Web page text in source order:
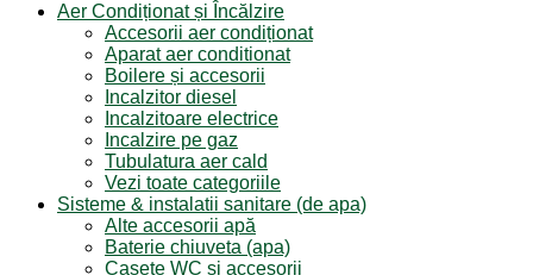
Aer Condiționat și Încălzire
Accesorii aer condiționat
Aparat aer conditionat
Boilere și accesorii
Incalzitor diesel
Incalzitoare electrice
Incalzire pe gaz
Tubulatura aer cald
Vezi toate categoriile
Sisteme & instalatii sanitare (de apa)
Alte accesorii apă
Baterie chiuveta (apa)
Casete WC și accesorii